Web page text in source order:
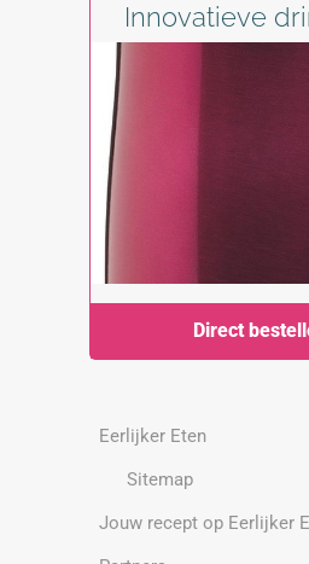
Innovatieve
Direct
Eerlijker Eten
Sitemap
Jouw recept op Eerlijker